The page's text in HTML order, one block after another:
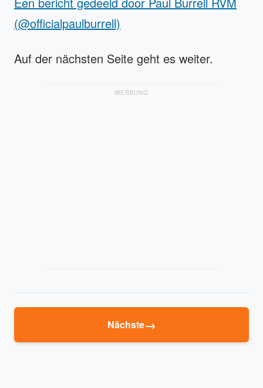
(@officialpaulburrell)
Auf der nächsten Seite geht es weiter.
WERBUNG
Nächste→